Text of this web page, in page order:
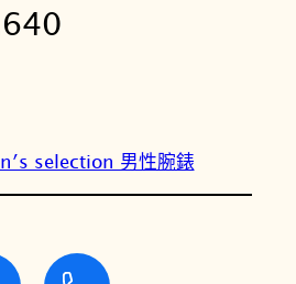
目
格
N
selection 男性腕錶